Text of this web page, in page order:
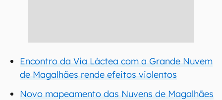
Encontro da Via Láctea com a Grande Nuvem
de Magalhães rende efeitos violentos
Novo mapeamento das Nuvens de Magalhães